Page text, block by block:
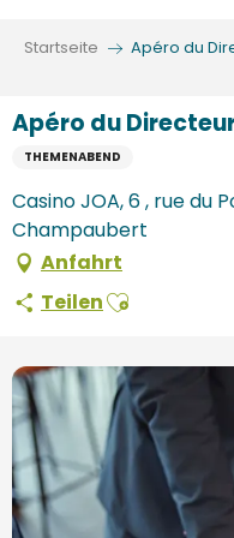
Startseite Apéro du
Apéro du
THEMENABEND
Casino JOA, 6 , rue du
Champaubert
Anfahrt
TeilenAjouter aux